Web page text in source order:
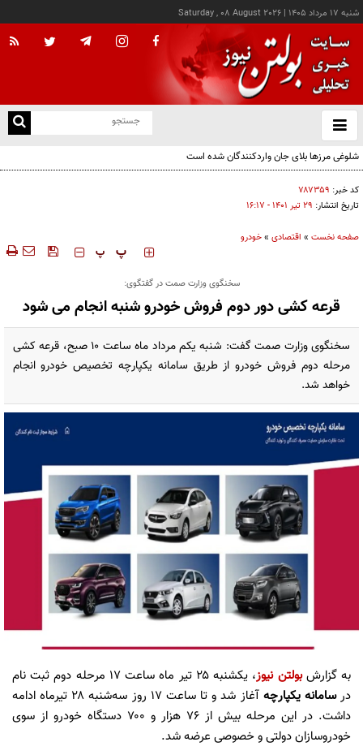
شنبه ۱۷ مرداد ۱۴۰۵ |
Saturday , 08 August 2026
باز
و
شلوغی مرزها بلای جان واردکنندگان شده است
کد خبر: ۷۸۷۳۵۹
تاریخ انتشار: ۲۹ تير ۱۴۰۱ - ۱۶:۱۷
صفحه نخست » اقتصادی »خودرو
‍‍‍ پ پ
سخنگوی وزارت صمت در گفتگوی:
قرعه کشی دور دوم فروش خودرو شنبه انجام می شود
سخنگوی وزارت صمت گفت: شنبه یکم مرداد ماه ساعت ۱۰ صبح، قرعه کشی
مرحله دوم فروش خودرو از طریق سامانه یکپارچه تخصیص خودرو انجام
خواهد شد.
به گزارشبولتن نیوز
، یکشنبه ۲۵ تیر ماه ساعت ۱۷ مرحله دوم ثبت نام
درسامانه یکپارچه
آغاز شد و تا ساعت ۱۷ روز سه‌شنبه ۲۸ تیرماه ادامه
داشت. در این مرحله بیش از ۷۶ هزار و ۷۰۰ دستگاه خودرو از سوی
خودروسازان دولتی و خصوصی عرضه شد.